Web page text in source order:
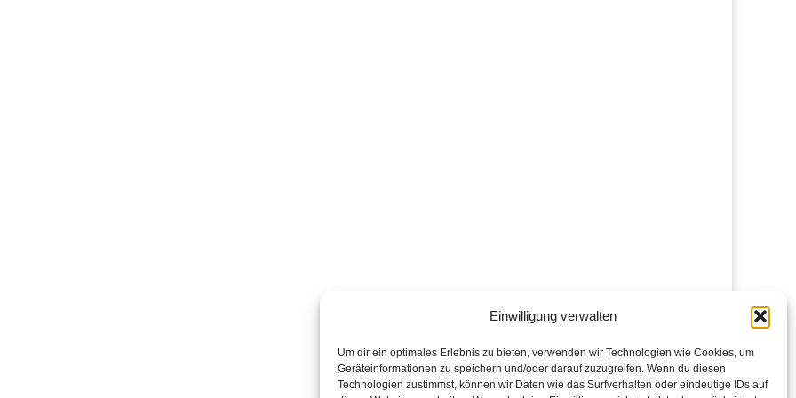
Einwilligung verwalten
Um dir ein optimales Erlebnis zu bieten, verwenden wir Technologien wie Cookies, um
Geräteinformationen zu speichern und/oder darauf zuzugreifen. Wenn du diesen
Technologien zustimmst, können wir Daten wie das Surfverhalten oder eindeutige IDs auf